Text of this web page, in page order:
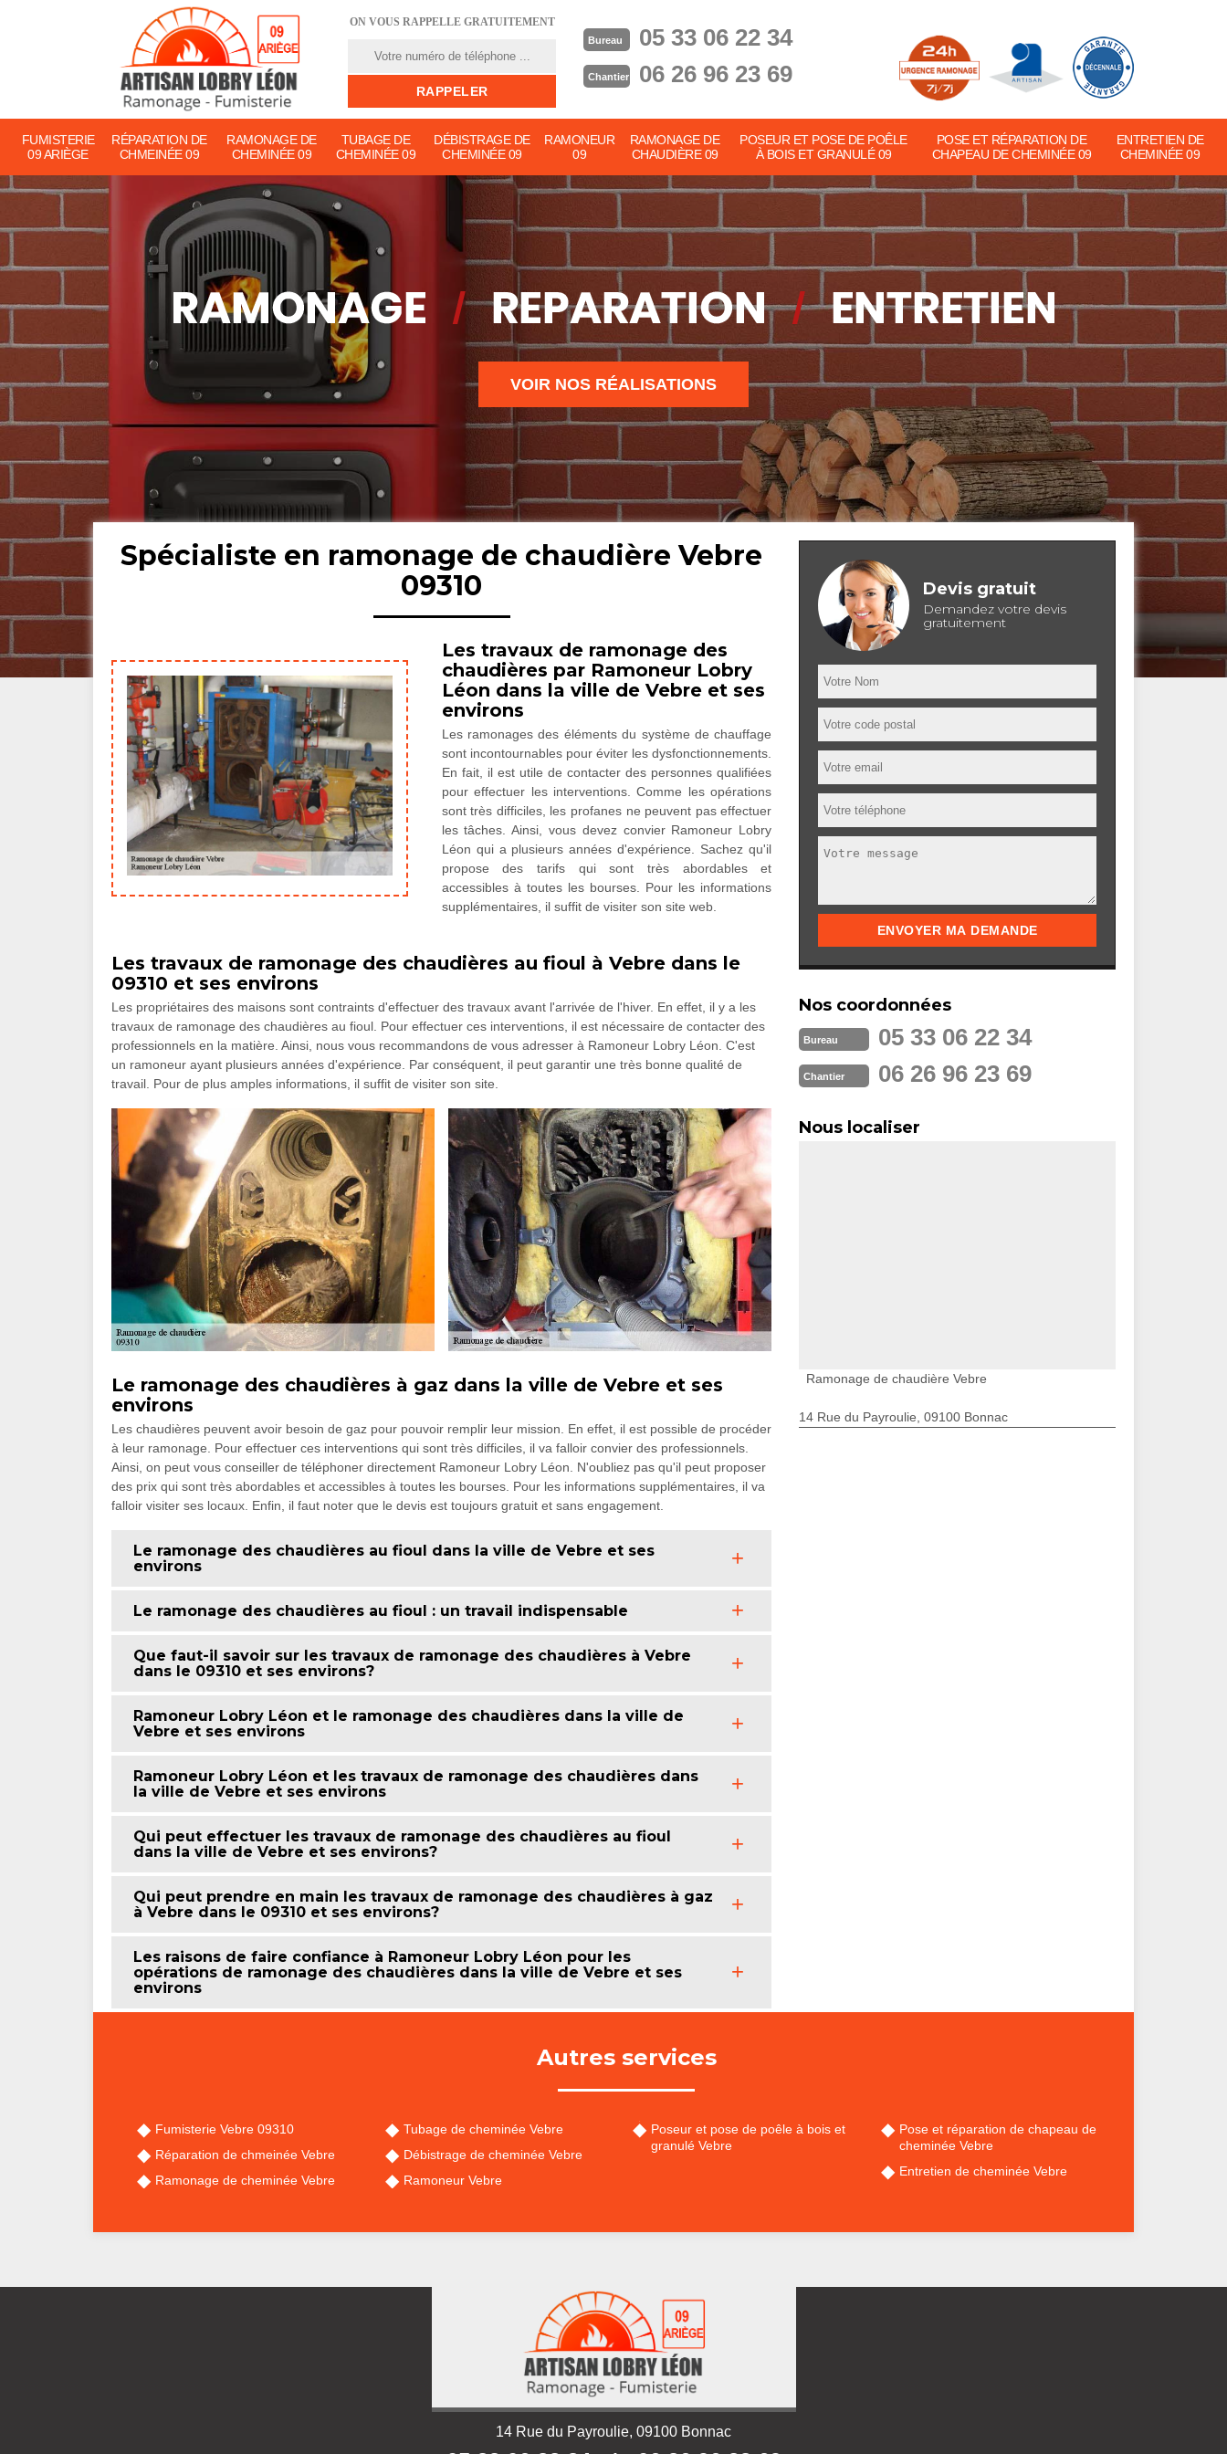
ON VOUS RAPPELLE GRATUITEMENT
Bureau 05 33 06 22 34
Chantier 06 26 96 23 69
FUMISTERIE
09 ARIÈGE
RÉPARATION DE
CHMEINÉE 09
RAMONAGE DE
CHEMINÉE 09
TUBAGE DE
CHEMINÉE 09
DÉBISTRAGE DE
CHEMINÉE 09
RAMONEUR
09
RAMONAGE DE
CHAUDIÈRE 09
POSEUR ET POSE DE POÊLE
À BOIS ET GRANULÉ 09
POSE ET RÉPARATION DE
CHAPEAU DE CHEMINÉE 09
ENTRETIEN DE
CHEMINÉE 09
VOIR NOS RÉALISATIONS
Spécialiste en ramonage de chaudière Vebre
09310
Les travaux de ramonage des
chaudières par Ramoneur Lobry
Léon dans la ville de Vebre et ses
environs
Les ramonages des éléments du système de chauffage
sont incontournables pour éviter les dysfonctionnements.
En fait, il est utile de contacter des personnes qualifiées
pour effectuer les interventions. Comme les opérations
sont très difficiles, les profanes ne peuvent pas effectuer
les tâches. Ainsi, vous devez convier Ramoneur Lobry
Léon qui a plusieurs années d'expérience. Sachez qu'il
propose des tarifs qui sont très abordables et
accessibles à toutes les bourses. Pour les informations
supplémentaires, il suffit de visiter son site web.
Les travaux de ramonage des chaudières au fioul à Vebre dans le
09310 et ses environs
Les propriétaires des maisons sont contraints d'effectuer des travaux avant l'arrivée de l'hiver. En effet, il y a les
travaux de ramonage des chaudières au fioul. Pour effectuer ces interventions, il est nécessaire de contacter des
professionnels en la matière. Ainsi, nous vous recommandons de vous adresser à Ramoneur Lobry Léon. C'est
un ramoneur ayant plusieurs années d'expérience. Par conséquent, il peut garantir une très bonne qualité de
travail. Pour de plus amples informations, il suffit de visiter son site.
Le ramonage des chaudières à gaz dans la ville de Vebre et ses
environs
Les chaudières peuvent avoir besoin de gaz pour pouvoir remplir leur mission. En effet, il est possible de procéder
à leur ramonage. Pour effectuer ces interventions qui sont très difficiles, il va falloir convier des professionnels.
Ainsi, on peut vous conseiller de téléphoner directement Ramoneur Lobry Léon. N'oubliez pas qu'il peut proposer
des prix qui sont très abordables et accessibles à toutes les bourses. Pour les informations supplémentaires, il va
falloir visiter ses locaux. Enfin, il faut noter que le devis est toujours gratuit et sans engagement.
Le ramonage des chaudières au fioul dans la ville de Vebre et ses
environs
Le ramonage des chaudières au fioul : un travail indispensable
Que faut-il savoir sur les travaux de ramonage des chaudières à Vebre
dans le 09310 et ses environs?
Ramoneur Lobry Léon et le ramonage des chaudières dans la ville de
Vebre et ses environs
Ramoneur Lobry Léon et les travaux de ramonage des chaudières dans
la ville de Vebre et ses environs
Qui peut effectuer les travaux de ramonage des chaudières au fioul
dans la ville de Vebre et ses environs?
Qui peut prendre en main les travaux de ramonage des chaudières à gaz
à Vebre dans le 09310 et ses environs?
Les raisons de faire confiance à Ramoneur Lobry Léon pour les
opérations de ramonage des chaudières dans la ville de Vebre et ses
environs
Devis gratuit
Demandez votre devis
gratuitement
Nos coordonnées
Bureau 05 33 06 22 34
Chantier 06 26 96 23 69
Nous localiser
Ramonage de chaudière Vebre
14 Rue du Payroulie, 09100 Bonnac
Autres services
Fumisterie Vebre 09310
Réparation de chmeinée Vebre
Ramonage de cheminée Vebre
Tubage de cheminée Vebre
Débistrage de cheminée Vebre
Ramoneur Vebre
Poseur et pose de poêle à bois et
granulé Vebre
Pose et réparation de chapeau de
cheminée Vebre
Entretien de cheminée Vebre
14 Rue du Payroulie, 09100 Bonnac